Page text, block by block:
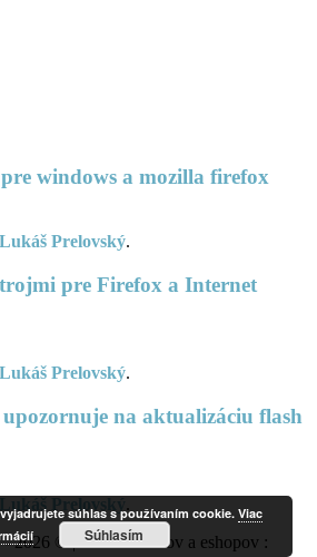
windows a mozilla firefox
Lukáš Prelovský.
pre Firefox a Internet
Lukáš Prelovský.
na aktualizáciu flash
.
2026 © | Tvorba webov a eshopov :
súhlas s používaním cookie.Viac
Súhlasím